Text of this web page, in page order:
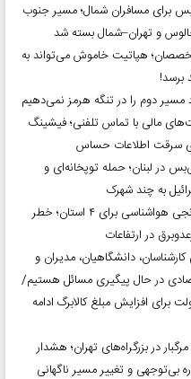
برای مسافران شمال؛ مسیر جنوب
و تهران–شمال بسته شد
هپاتیت خاموش می‌تواند به
برسد!
مسیر دوم را در تنگه هرمز نمی‌دهیم
مالی با تماس تلفنی؛ فیشینگ
سرقت اطلاعات حساس
در لبنان؛ حمله توپخانه‌ای و
به چند شهرک
هشدار نارنجی هواشناسی برای ۴ استان؛ خطر
در ارتفاعات
دانشگاهیان، مدیران و
در حال پیگیری مسائل هستیم/
برای افزایش مبلغ کالابرگ ادامه
در بزرگراه‌های تهران؛ هشدار
بی‌توجهی و تغییر مسیر ناگهانی